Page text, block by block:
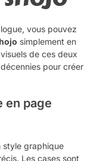
vous pouvez
simplement en
de ces deux
pour créer
en page
style graphique
Les cases sont